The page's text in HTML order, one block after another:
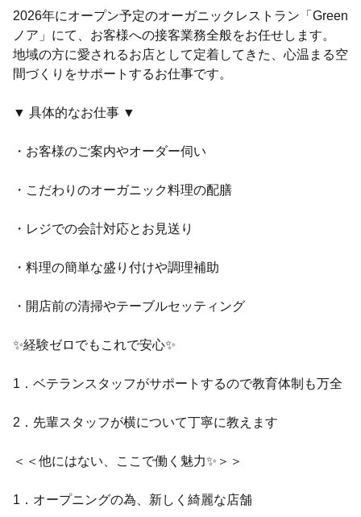
2026年にオープン予定のオーガニックレストラン「Green
ノア」にて、お客様への接客業務全般をお任せします。
地域の方に愛されるお店として定着してきた、心温まる空
間づくりをサポートするお仕事です。
▼ 具体的なお仕事 ▼
・お客様のご案内やオーダー伺い
・こだわりのオーガニック料理の配膳
・レジでの会計対応とお見送り
・料理の簡単な盛り付けや調理補助
・開店前の清掃やテーブルセッティング
✨経験ゼロでもこれで安心✨
1．ベテランスタッフがサポートするので教育体制も万全
2．先輩スタッフが横について丁寧に教えます
＜＜他にはない、ここで働く魅力✨＞＞
1．オープニングの為、新しく綺麗な店舗